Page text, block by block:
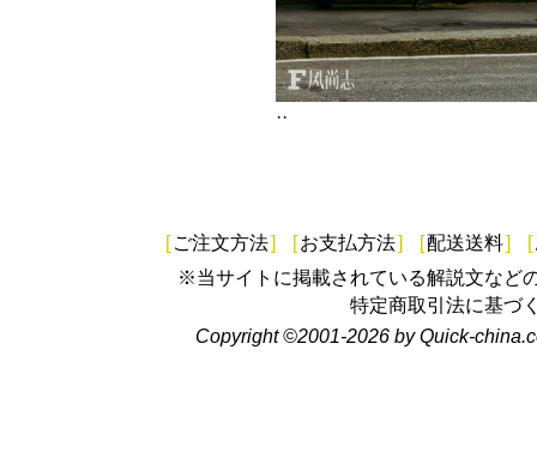
··
[ ご注文方法] [お支払方法] [配送送料] [
※当サイトに掲載されている解説文など
特定商取引法に基づ
Copyright ©2001-2026 by Quick-